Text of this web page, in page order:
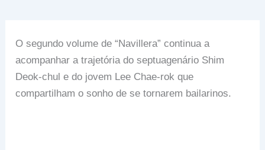
O segundo volume de “Navillera” continua a
acompanhar a trajetória do septuagenário Shim
Deok-chul e do jovem Lee Chae-rok que
compartilham o sonho de se tornarem bailarinos.